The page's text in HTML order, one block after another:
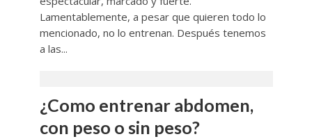
Lamentablemente, a pesar que quieren todo lo
mencionado, no lo entrenan. Después tenemos
a las...
¿Como entrenar abdomen,
con peso o sin peso?